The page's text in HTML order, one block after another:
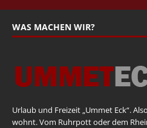
WAS MACHEN WIR?
Urlaub und Freizeit „Ummet Eck“.
wohnt. Vom Ruhrpott oder dem